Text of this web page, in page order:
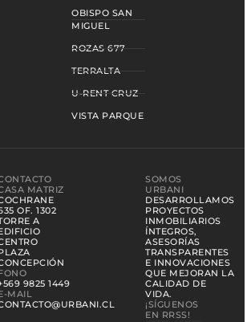
OBISPO SAN
MIGUEL
ROZAS 677
TERRALTA
U-RENT CRUZ
VISTA PARQUE
MATRIZ
OF. 1302
A
9825 1449
MAIL
SOMOS
URBANI
DESARROLLAMOS
PROYECTOS
INMOBILIARIOS
ÍNTEGROS,
ASESORÍAS
TRANSPARENTES
E INNOVACIONES
QUE MEJORAN LA
CALIDAD DE
VIDA.
¡SÍGUENOS
EN RRSS!